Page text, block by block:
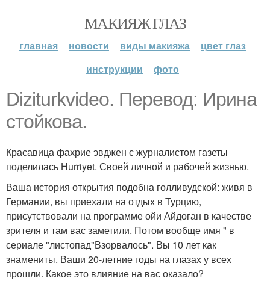
МАКИЯЖ ГЛАЗ
главная новости виды макияжа
цвет глаз
инструкции
фото
Diziturkvideo. Перевод: Ирина
стойкова.
Красавица фахрие эвджен с журналистом газеты
поделилась Нurriyet. Своей личной и рабочей жизнью.
Ваша история открытия подобна голливудской: живя в
Германии, вы приехали на отдых в Турцию,
присутствовали на программе ойи Айдоган в качестве
зрителя и там вас заметили. Потом вообще имя " в
сериале "листопад"Взорвалось". Вы 10 лет как
знамениты. Ваши 20-летние годы на глазах у всех
прошли. Какое это влияние на вас оказало?